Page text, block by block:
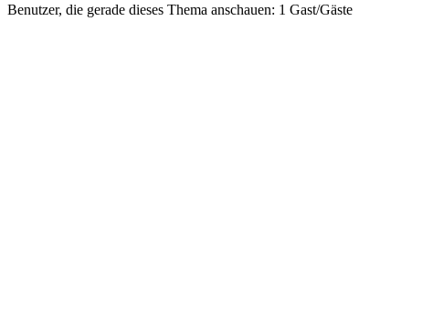
Benutzer, die gerade dieses Thema anschauen: 1 Gast/Gäste